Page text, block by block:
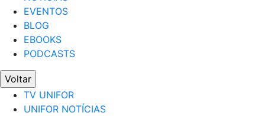
EVENTOS
BLOG
EBOOKS
PODCASTS
Voltar
TV UNIFOR
UNIFOR NOTÍCIAS